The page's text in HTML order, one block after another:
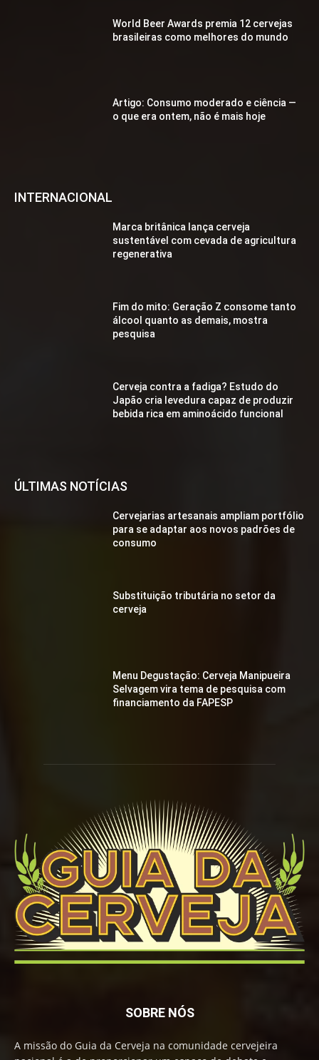
World Beer Awards premia 12 cervejas
brasileiras como melhores do mundo
Artigo: Consumo moderado e ciência —
o que era ontem, não é mais hoje
INTERNACIONAL
Marca britânica lança cerveja
sustentável com cevada de agricultura
regenerativa
Fim do mito: Geração Z consome tanto
álcool quanto as demais, mostra
pesquisa
Cerveja contra a fadiga? Estudo do
Japão cria levedura capaz de produzir
bebida rica em aminoácido funcional
ÚLTIMAS NOTÍCIAS
Cervejarias artesanais ampliam portfólio
para se adaptar aos novos padrões de
consumo
Substituição tributária no setor da
cerveja
Menu Degustação: Cerveja Manipueira
Selvagem vira tema de pesquisa com
financiamento da FAPESP
SOBRE NÓS
A missão do Guia da Cerveja na comunidade cervejeira